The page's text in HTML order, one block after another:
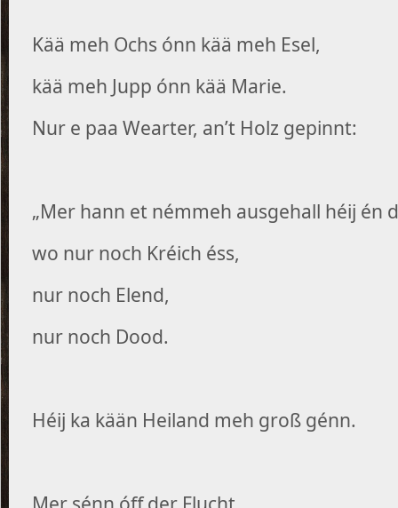
Kää meh Ochs ónn kää meh Esel,
kää meh Jupp ónn kää Marie.
Nur e paa Wearter, an’t Holz gepinnt:
„Mer hann et némmeh ausgehall héij én
wo nur noch Kréich éss,
nur noch Elend,
nur noch Dood.
Héij ka kään Heiland meh groß génn.